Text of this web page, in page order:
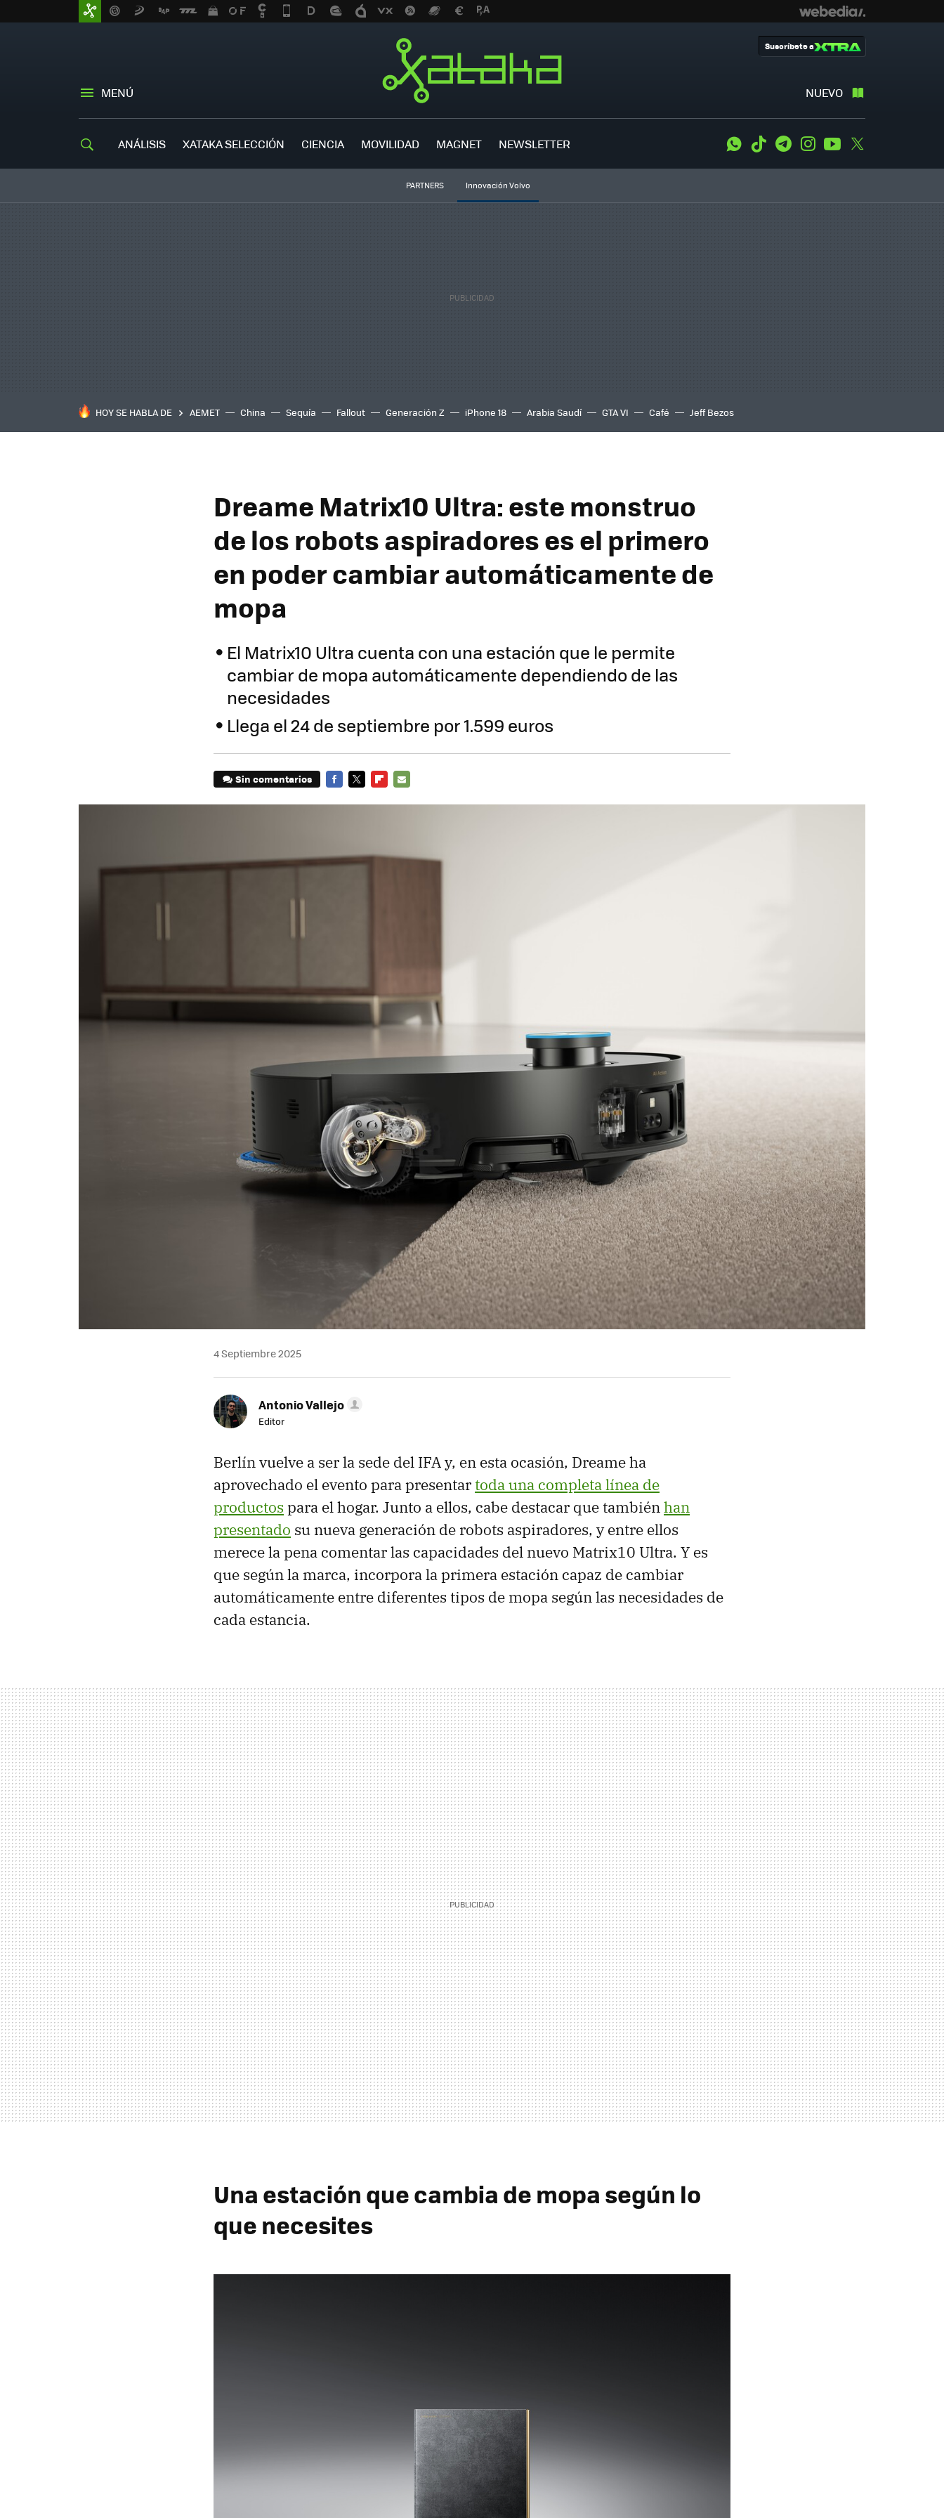
MENÚ NUEVO
Suscríbete a
ANÁLISIS XATAKA SELECCIÓN CIENCIA MOVILIDAD MAGNET NEWSLETTER WhatsApp
Tiktok TelegramInstagramYoutube
PARTNERS Innovación Volvo
HOY SE HABLA DE AEMET China Sequía Fallout Generación Z iPhone 18 Arabia Saudí GTA VI Café Jeff Bezos
Dreame Matrix10 Ultra: este monstruo
de los robots aspiradores es el primero
en poder cambiar automáticamente de
mopa
El Matrix10 Ultra cuenta con una estación que le permite
cambiar de mopa automáticamente dependiendo de las
necesidades
Llega el 24 de septiembre por 1.599 euros
Sin comentarios
4 Septiembre 2025
Antonio Vallejo
Editor
Berlín vuelve a ser la sede del IFA y, en esta ocasión, Dreame ha
aprovechado el evento para presentartoda una completa línea de
productos para el hogar. Junto a ellos, cabe destacar que tambiénhan
presentado su nueva generación de robots aspiradores, y entre ellos
merece la pena comentar las capacidades del nuevo Matrix10 Ultra. Y es
que según la marca, incorpora la primera estación capaz de cambiar
automáticamente entre diferentes tipos de mopa según las necesidades de
cada estancia.
Una estación que cambia de mopa según lo
que necesites